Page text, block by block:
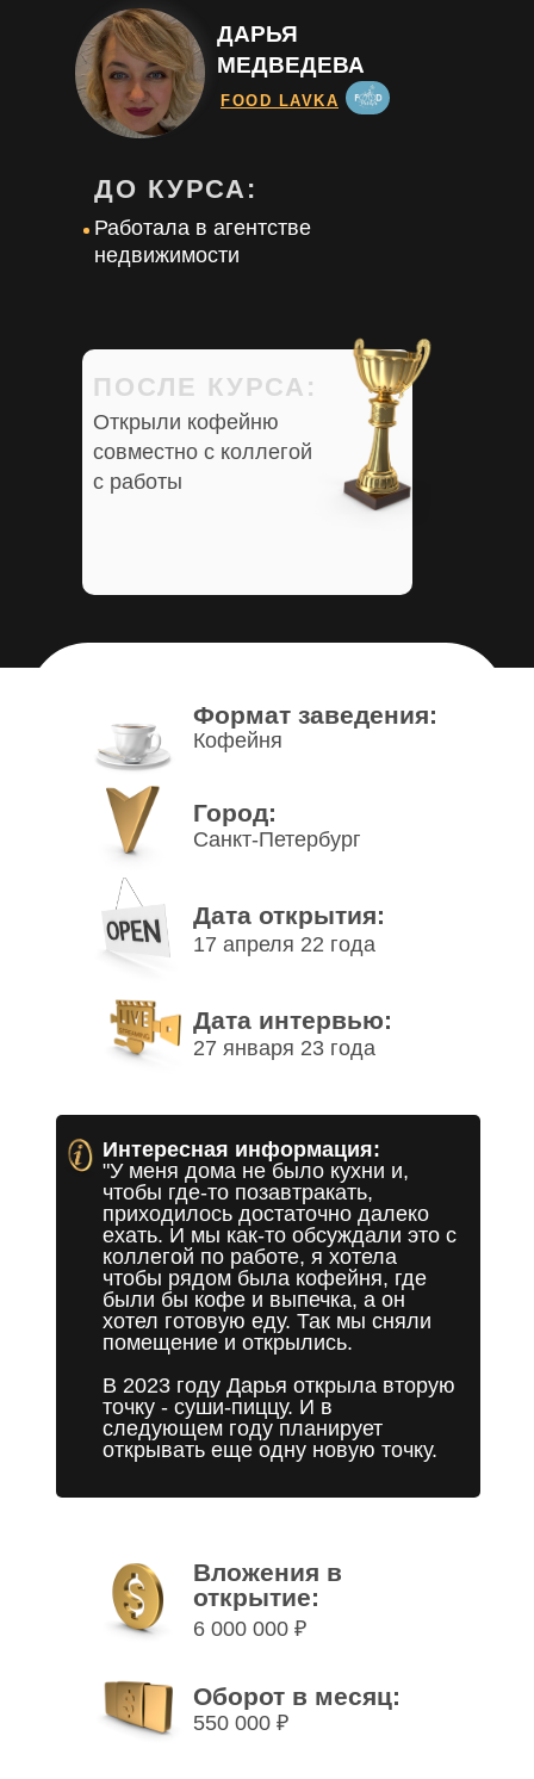
Работала в агентстве
недвижимости
ДО КУРСА:
ДАРЬЯ
МЕДВЕДЕВА
FOOD LAVKA
Открыли кофейню
совместно с коллегой
с работы
ПОСЛЕ КУРСА:
Формат заведения:
Кофейня
Вложения в
открытие:
6 000 000 ₽
Город:
Санкт-Петербург
Дата интервью:
27 января 23 года
Дата открытия:
17 апреля 22 года
Интересная информация:
"У меня дома не было кухни и,
чтобы где-то позавтракать,
приходилось достаточно далеко
ехать. И мы как-то обсуждали это с
коллегой по работе, я хотела
чтобы рядом была кофейня, где
были бы кофе и выпечка, а он
хотел готовую еду. Так мы сняли
помещение и открылись.
В 2023 году Дарья открыла вторую
точку - суши-пиццу. И в
следующем году планирует
открывать еще одну новую точку.
Оборот в месяц:
550 000 ₽